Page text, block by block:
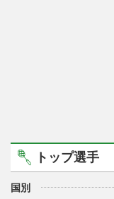
トップ選手
国別